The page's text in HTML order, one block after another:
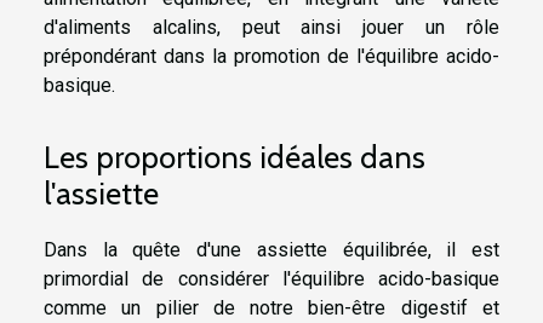
d'aliments alcalins, peut ainsi jouer un rôle
prépondérant dans la promotion de l'équilibre acido-
basique.
Les proportions idéales dans
l'assiette
Dans la quête d'une assiette équilibrée, il est
primordial de considérer l'équilibre acido-basique
comme un pilier de notre bien-être digestif et